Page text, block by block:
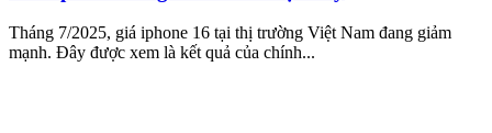
Tháng 7/2025, giá iphone 16 tại thị trường Việt Nam đang giảm
mạnh. Đây được xem là kết quả của chính...